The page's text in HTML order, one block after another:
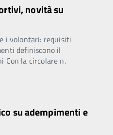
novità su
i volontari: requisiti
definiscono il
Con la circolare n.
su adempimenti e